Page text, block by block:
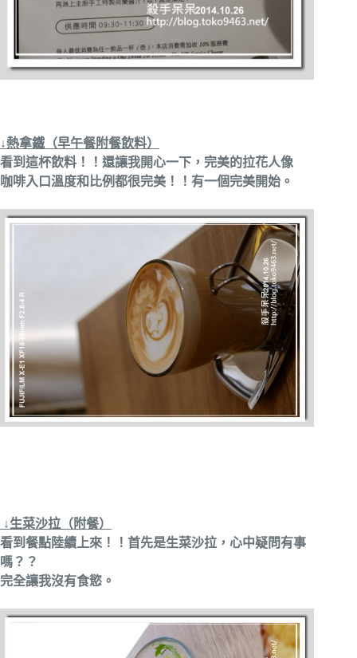
↓熱拿鐵（早午餐附餐飲料）
看到這杯飲料！！還讓我開心一下，完美的拉花人像
咖啡入口溫度和比例都很完美！！有一個完美開始。
↓生菜沙拉（附餐）
看到餐點陸續上來！！首先是生菜沙拉，心中疑問有事
嗎？？
完全讓我沒有食慾。